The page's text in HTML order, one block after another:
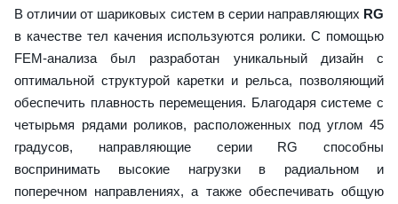
В отличии от шариковых систем в серии направляющих RG
в качестве тел качения используются ролики. С помощью
FEM-анализа был разработан уникальный дизайн с
оптимальной структурой каретки и рельса, позволяющий
обеспечить плавность перемещения. Благодаря системе с
четырьмя рядами роликов, расположенных под углом 45
градусов, направляющие серии RG способны
воспринимать высокие нагрузки в радиальном и
поперечном направлениях, а также обеспечивать общую